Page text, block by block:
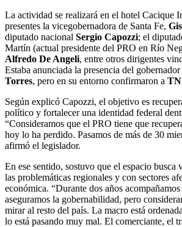
La actividad se realizará en el hotel Cacique
presentes la vicegobernadora de Santa Fe,
diputado nacional Sergio Capozzi; el
Martín (actual presidente del PRO en Río
Alfredo De Angeli, entre otros dirigentes
Estaba anunciada la presencia del
Torres, pero en su entorno confirmaron a TN
Según explicó Capozzi, el objetivo es
político y fortalecer una identidad federal
“Consideramos que el PRO tiene que
hoy lo ha perdido. Pasamos de más de 30
afirmó el legislador.
En ese sentido, sostuvo que el espacio busca
las problemáticas regionales y con sectores
económica. “Durante dos años
aseguramos la gobernabilidad, pero
mirar al resto del país. La macro está
lo está pasando muy mal. El comerciante, el